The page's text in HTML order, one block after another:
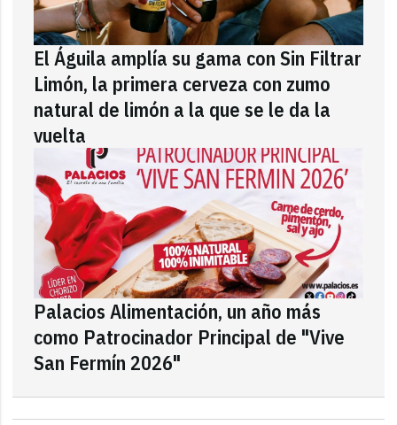
El Águila amplía su gama con Sin Filtrar
Limón, la primera cerveza con zumo
natural de limón a la que se le da la
vuelta
Palacios Alimentación, un año más
como Patrocinador Principal de "Vive
San Fermín 2026"